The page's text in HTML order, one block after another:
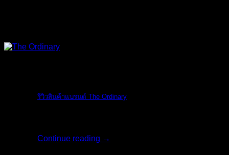
รีวิวสินค้าแบรนด์ The Ordinary
Continue reading →